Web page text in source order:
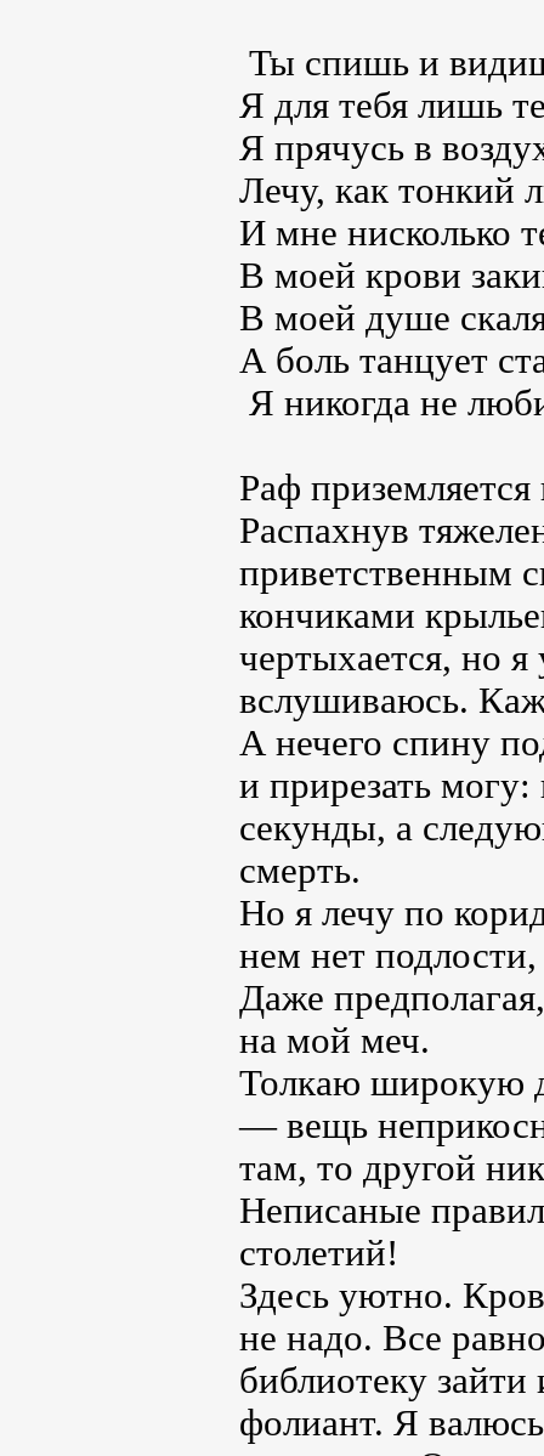
Ты спишь и
Я для тебя лишь
Я прячусь в
Лечу, как тонкий
И мне нисколько
В моей крови
В моей душе
А боль танцует
Я никогда не
Раф
Распахнув
приветственным
кончиками
чертыхается, но
вслушиваюсь.
А нечего спину
и прирезать
секунды, а
смерть.
Но я лечу по
нем нет
Даже
на мой меч.
Толкаю широкую
— вещь
там, то другой
Неписаные
столетий!
Здесь уютно.
не надо. Все
библиотеку
фолиант. Я